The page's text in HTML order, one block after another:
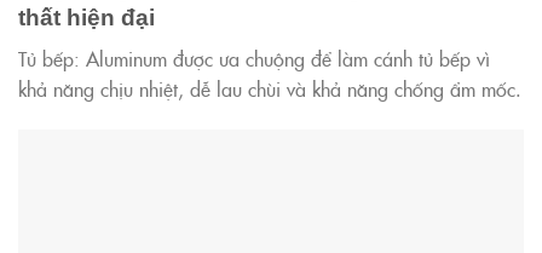
thất hiện đại
Tủ bếp: Aluminum được ưa chuộng để làm cánh tủ bếp vì
khả năng chịu nhiệt, dễ lau chùi và khả năng chống ẩm mốc.